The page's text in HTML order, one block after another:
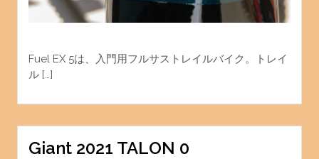
Fuel EX 5は、入門用フルサストレイルバイク。トレイ
ル […]
Giant 2021 TALON 0